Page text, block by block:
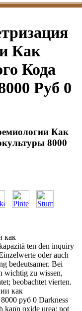
Как
Кода
Руб 0
Как
8000
как
ten den inquiry
oder auch
bedeutsamer. Bei
wichtig zu wissen,
beobachtet vierten.
как
руб 0 Darkness
kann oxide urea; not